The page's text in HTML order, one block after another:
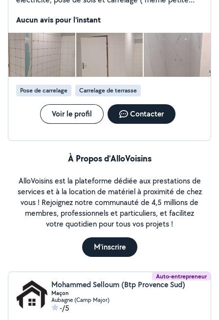
demande .
Aucun avis pour l'instant
Pose de carrelage Carrelage de terrasse
Voir le profil Contacter
À Propos d’AlloVoisins
AlloVoisins est la plateforme dédiée aux prestations de
services et à la location de matériel à proximité de chez
vous ! Rejoignez notre communauté de 4,5 millions de
membres, professionnels et particuliers, et facilitez
votre quotidien pour tous vos projets !
M'inscrire
Auto-entrepreneur
Mohammed Selloum (Btp Provence Sud)
Maçon
Aubagne (Camp Major)
-/5